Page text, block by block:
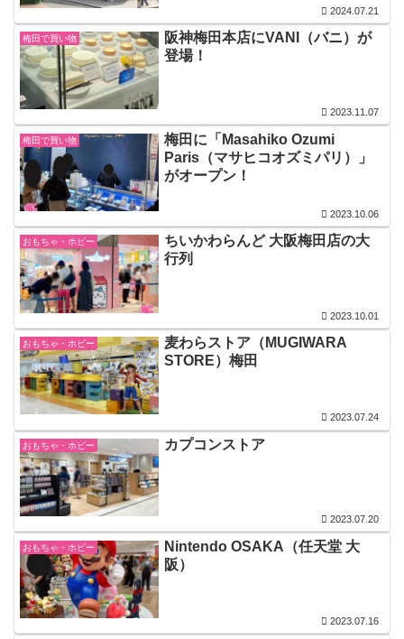
2024.07.21
梅田で買い物
阪神梅田本店にVANI（バニ）が
登場！
2023.11.07
梅田で買い物
梅田に「Masahiko Ozumi
Paris（マサヒコオズミパリ）」
がオープン！
2023.10.06
おもちゃ・ホビー
ちいかわらんど 大阪梅田店の大
行列
2023.10.01
おもちゃ・ホビー
麦わらストア（MUGIWARA
STORE）梅田
2023.07.24
おもちゃ・ホビー カプコンストア
2023.07.20
おもちゃ・ホビー
Nintendo OSAKA（任天堂 大
阪）
2023.07.16